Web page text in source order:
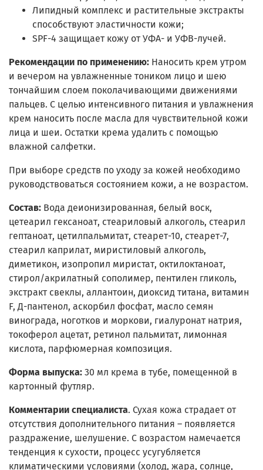
Липидный комплекс и растительные экстракты
способствуют эластичности кожи;
SPF-4 защищает кожу от УФА- и УФB-лучей.
Рекомендации по применению: Наносить крем утром
и вечером на увлажненные тоником лицо и шею
тончайшим слоем поколачивающими движениями
пальцев. С целью интенсивного питания и увлажнения
крем наносить после масла для чувствительной кожи
лица и шеи. Остатки крема удалить с помощью
влажной салфетки.
При выборе средств по уходу за кожей необходимо
руководствоваться состоянием кожи, а не возрастом.
Состав: Вода деионизированная, белый воск,
цетеарил гексаноат, стеариловый алкоголь, стеарил
гептаноат, цетилпальмитат, стеарет-10, стеарет-7,
стеарил каприлат, миристиловый алкоголь,
диметикон, изопропил миристат, октилоктаноат,
стирол/акрилатный сополимер, пентилен гликоль,
экстракт свеклы, аллантоин, диоксид титана, витамин
F, Д-пантенол, аскорбил фосфат, масло семян
винограда, ноготков и моркови, гиалуронат натрия,
токоферол ацетат, ретинол пальмитат, лимонная
кислота, парфюмерная композиция.
Форма выпуска: 30 мл крема в тубе, помещенной в
картонный футляр.
Комментарии специалиста. Сухая кожа страдает от
отсутствия дополнительного питания – появляется
раздражение, шелушение. С возрастом намечается
тенденция к сухости, процесс усугубляется
климатическими условиями (холод, жара, солнце,